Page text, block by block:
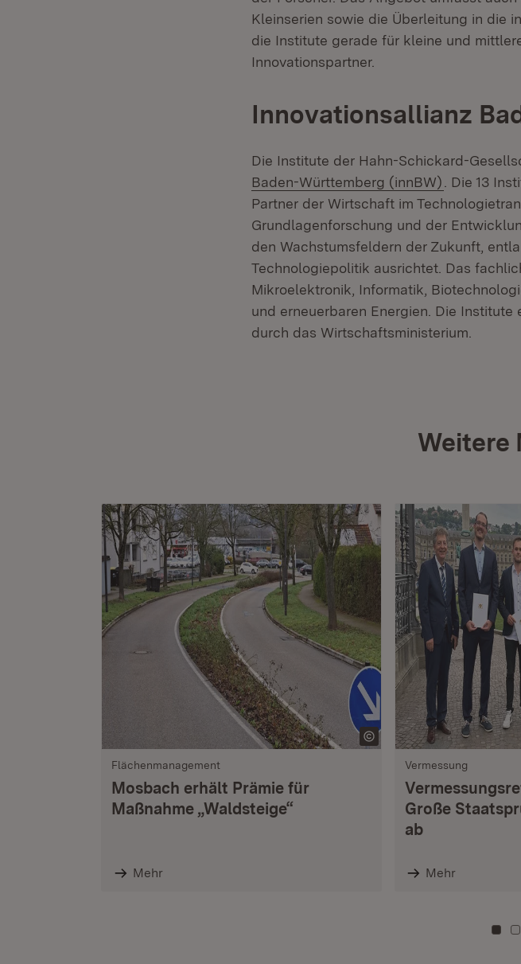
Kleinserien sowie die Überleitung in die
die Institute gerade für kleine und
Innovationspartner.
Innovationsallianz
Die Institute der Hahn-Schickard-
Baden-Württemberg (innBW) (Öffnet in
. Die 13
Partner der Wirtschaft im
Grundlagenforschung und der
den Wachstumsfeldern der Zukunft,
Technologiepolitik ausrichtet. Das
Mikroelektronik, Informatik,
und erneuerbaren Energien. Die
durch das Wirtschaftsministerium.
Weitere
Flächenmanagement
Mosbach erhält Prämie für
Maßnahme „Waldsteige“
Mehr
Vermessung
Große
ab
Mehr
Zu